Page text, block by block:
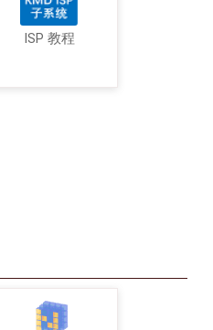
ISP 教程